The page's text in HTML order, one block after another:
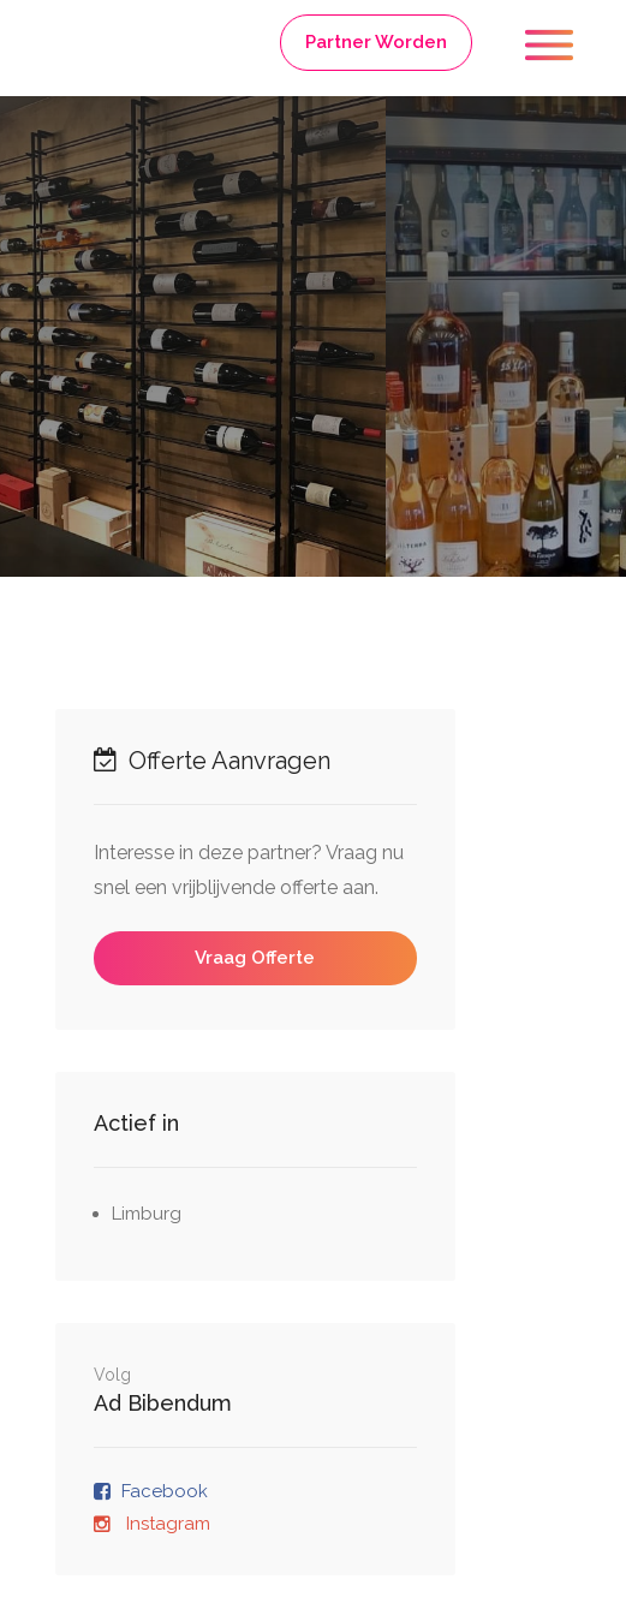
Partner Worden
Offerte Aanvragen
Interesse in deze partner? Vraag nu
snel een vrijblijvende offerte aan.
Vraag Offerte
Actief in
Limburg
Volg
Ad Bibendum
Facebook
Instagram